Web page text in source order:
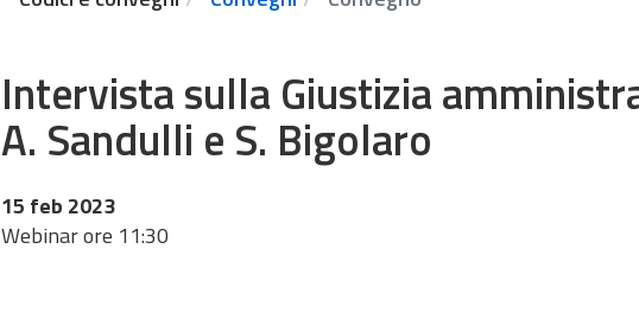
Intervista sulla Giustizia
A. Sandulli e S. Bigolaro
15 feb 2023
Webinar ore 11:30